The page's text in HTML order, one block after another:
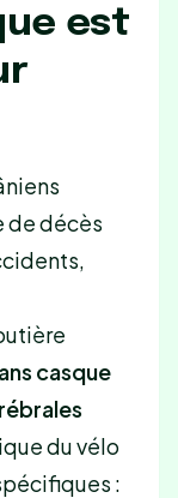
est
de décès
casque
du vélo
: